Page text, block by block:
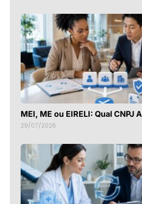
MEI, ME ou EIRELI: Qual CNPJ
29/07/2026